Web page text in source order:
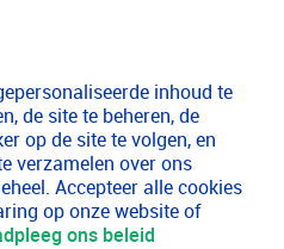
inhoud te
de site te beheren, de
op de site te volgen, en
verzamelen over ons
Accepteer alle cookies
op onze website of
ons beleid